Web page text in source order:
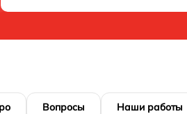
Вопросы Наши работы